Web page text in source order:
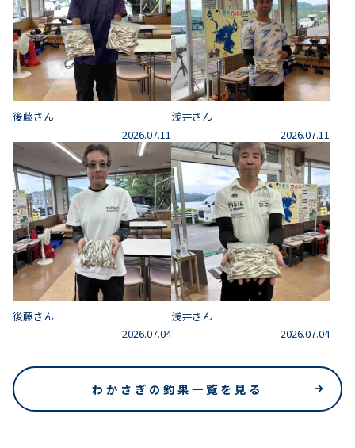
後藤さん
2026.07.11
浅井さん
2026.07.11
後藤さん
2026.07.04
浅井さん
2026.07.04
わかさぎの釣果一覧を見る